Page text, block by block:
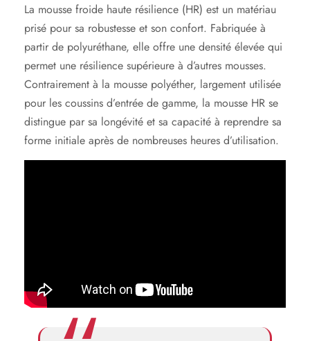
La mousse froide haute résilience (HR) est un matériau
prisé pour sa robustesse et son confort. Fabriquée à
partir de polyuréthane, elle offre une densité élevée qui
permet une résilience supérieure à d’autres mousses.
Contrairement à la mousse polyéther, largement utilisée
pour les coussins d’entrée de gamme, la mousse HR se
distingue par sa longévité et sa capacité à reprendre sa
forme initiale après de nombreuses heures d’utilisation.